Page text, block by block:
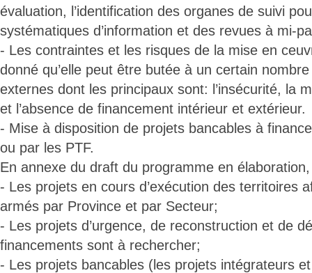
évaluation, l’identification des organes de suivi
systématiques d’information et des revues à mi-
- Les contraintes et les risques de la mise en
donné qu’elle peut être butée à un certain
externes dont les principaux sont: l’insécurité, la
et l’absence de financement intérieur et extérieur.
- Mise à disposition de projets bancables à
ou par les PTF.
En annexe du draft du programme en
- Les projets en cours d’exécution des territoires
armés par Province et par Secteur;
- Les projets d’urgence, de reconstruction et de
financements sont à rechercher;
- Les projets bancables (les projets intégrateurs